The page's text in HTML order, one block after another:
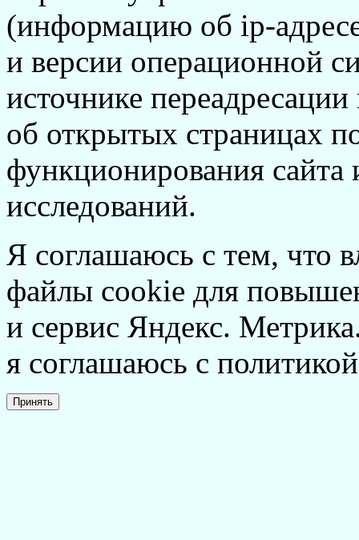
(информацию об ip-
и версии операционной
источнике переадресации
об открытых страницах
функционирования сайта
исследований.
Я соглашаюсь с тем, что
файлы cookie для
и сервис Яндекс.
я соглашаюсь с
Принять